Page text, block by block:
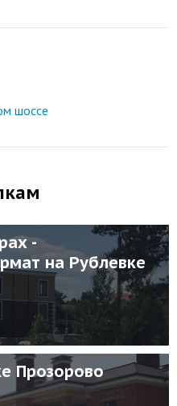
шоссе
-
на Рублевке
Прозорово